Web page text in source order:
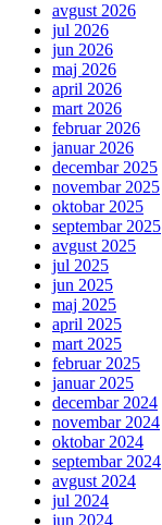
avgust 2026
jul 2026
jun 2026
maj 2026
april 2026
mart 2026
februar 2026
januar 2026
decembar 2025
novembar 2025
oktobar 2025
septembar 2025
avgust 2025
jul 2025
jun 2025
maj 2025
april 2025
mart 2025
februar 2025
januar 2025
decembar 2024
novembar 2024
oktobar 2024
septembar 2024
avgust 2024
jul 2024
jun 2024